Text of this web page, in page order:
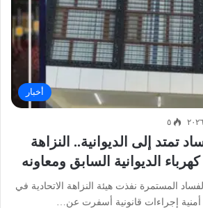
أخبار
٥
تمتد إلى الديوانية.. النزاهة
الديوانية السابق ومعاونه
المستمرة نفذت هيئة النزاهة الاتحادية في
أمنية إجراءات قانونية أسفرت عن…